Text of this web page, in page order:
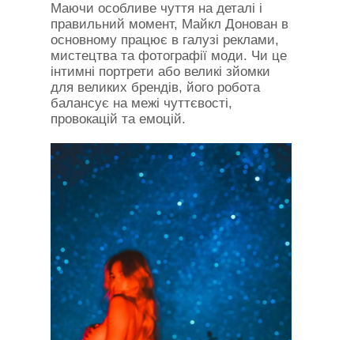
Маючи особливе чуття на деталі і
правильний момент, Майкл Донован в
основному працює в галузі реклами,
мистецтва та фотографії моди. Чи це
інтимні портрети або великі зйомки
для великих брендів, його робота
балансує на межі чуттєвості,
провокацій та емоцій.